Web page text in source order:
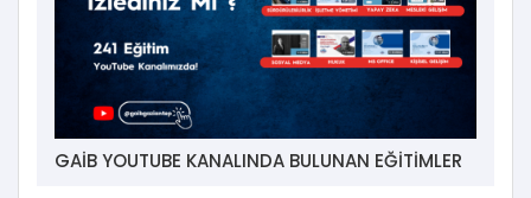
GAİB YOUTUBE KANALINDA BULUNAN EĞİTİMLER